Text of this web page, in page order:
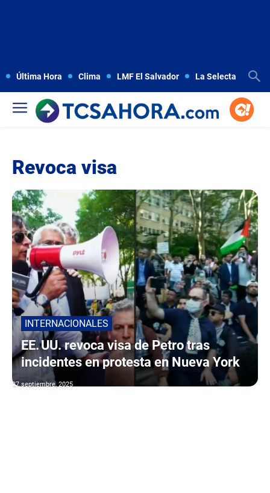
Última Hora Clima LMF El Salvador La Selecta
Revoca visa
INTERNACIONALES
EE. UU. revoca visa de Petro tras
incidentes en protesta en Nueva York
27 septiembre, 2025